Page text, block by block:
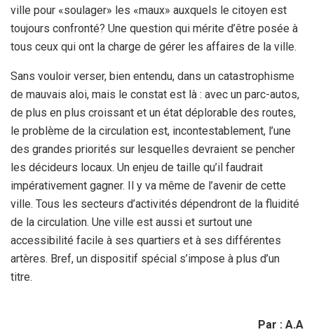
ville pour «soulager» les «maux» auxquels le citoyen est
toujours confronté? Une question qui mérite d’être posée à
tous ceux qui ont la charge de gérer les affaires de la ville.
Sans vouloir verser, bien entendu, dans un catastrophisme
de mauvais aloi, mais le constat est là : avec un parc-autos,
de plus en plus croissant et un état déplorable des routes,
le problème de la circulation est, incontestablement, l’une
des grandes priorités sur lesquelles devraient se pencher
les décideurs locaux. Un enjeu de taille qu’il faudrait
impérativement gagner. Il y va même de l’avenir de cette
ville. Tous les secteurs d’activités dépendront de la fluidité
de la circulation. Une ville est aussi et surtout une
accessibilité facile à ses quartiers et à ses différentes
artères. Bref, un dispositif spécial s’impose à plus d’un
titre.
Par : A.A